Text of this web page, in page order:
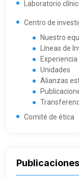
Laboratorio
Centro de
Nuestro
Líneas de
Experiencia
Unidades
Alianzas
Comité de ética